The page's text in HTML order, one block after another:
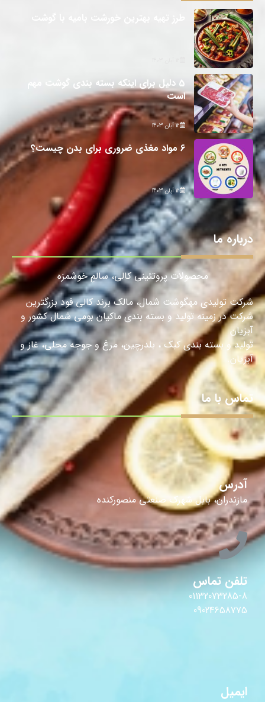
5 دلیل برای اینکه بسته بندی گوشت مهم
است
12 آبان 1403
6 مواد مغذی ضروری برای بدن چیست؟
12 آبان 1403
درباره ما
محصولات پروتئینی کالی، سالمِ خوشمزه
شرکت تولیدی مهگوشت شمال، مالک برند کالی فود بزرگترین
شرکت در زمینه تولید و بسته بندی ماکیان بومی شمال کشور و
آبزیان
تولید و بسته بندی کبک ، بلدرچین، مرغ و جوجه محلی، غاز و
آبزیان.
تماس با ما
آدرس
مازندران، بابل شهرک صنعتی منصورکنده
تلفن تماس
01132073285-8
09024658775
ایمیل